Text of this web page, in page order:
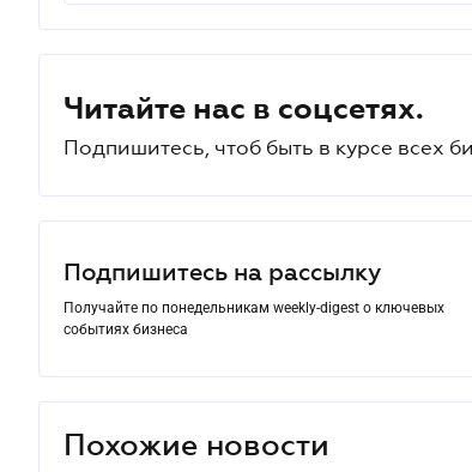
Читайте нас в соцсетях.
Подпишитесь, чтоб быть в курсе всех
Подпишитесь на рассылку
Получайте по понедельникам weekly-digest о ключевых
событиях бизнеса
Похожие новости